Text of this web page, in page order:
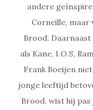
andere
Corneille, maar
Brood.
als Kane, I.O.S,
Frank Boeijen
jonge leeftijd
Brood, wist hij